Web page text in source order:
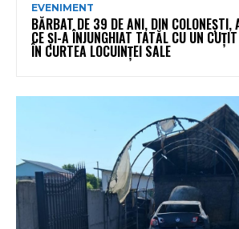
EVENIMENT
BĂRBAT DE 39 DE ANI, DIN COLONEȘTI,
CE ȘI-A ÎNJUNGHIAT TATĂL CU UN
ÎN CURTEA LOCUINȚEI SALE